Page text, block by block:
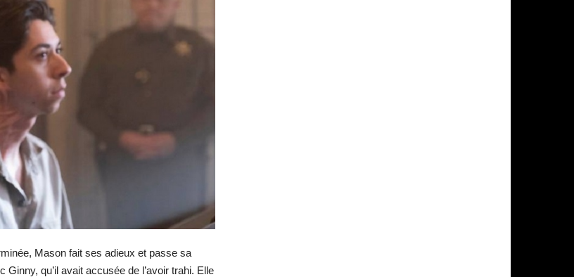
Mason fait ses adieux et passe sa
qu’il avait accusée de l’avoir trahi. Elle